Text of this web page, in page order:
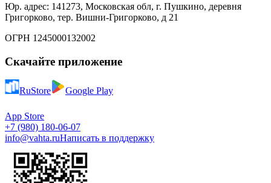
Юр. адрес: 141273, Московская обл, г. Пушкино, деревня
Григорково, тер. Вишни-Григорково, д 21
ОГРН 1245000132002
Скачайте приложение
RuStore Google Play
App Store
+7 (980) 180-06-07
info@vahta.ruНаписать в поддержку